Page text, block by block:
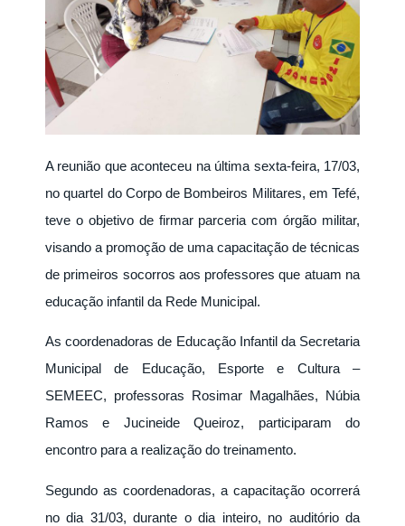
A reunião que aconteceu na última sexta-feira, 17/03,
no quartel do Corpo de Bombeiros Militares, em Tefé,
teve o objetivo de firmar parceria com órgão militar,
visando a promoção de uma capacitação de técnicas
de primeiros socorros aos professores que atuam na
educação infantil da Rede Municipal.
As coordenadoras de Educação Infantil da Secretaria
Municipal de Educação, Esporte e Cultura –
SEMEEC, professoras Rosimar Magalhães, Núbia
Ramos e Jucineide Queiroz, participaram do
encontro para a realização do treinamento.
Segundo as coordenadoras, a capacitação ocorrerá
no dia 31/03, durante o dia inteiro, no auditório da